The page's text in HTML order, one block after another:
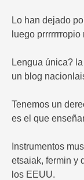
Lo han dejado
luego prrrrrrropio
Lengua única?
un blog
Tenemos un
es el que
Instrumentos
etsaiak, fermin y
los EEUU.